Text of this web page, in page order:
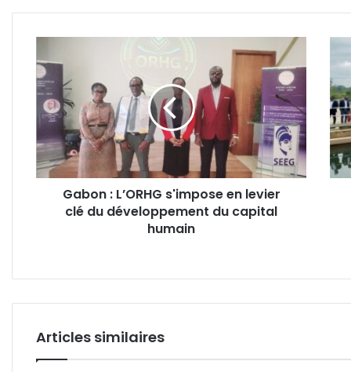
:
L’ORHG
s'impose
en
levier
clé
du
développement
Gabon : L’ORHG s'impose en levier
clé du développement du capital
humain
la
à
une
Articles similaires